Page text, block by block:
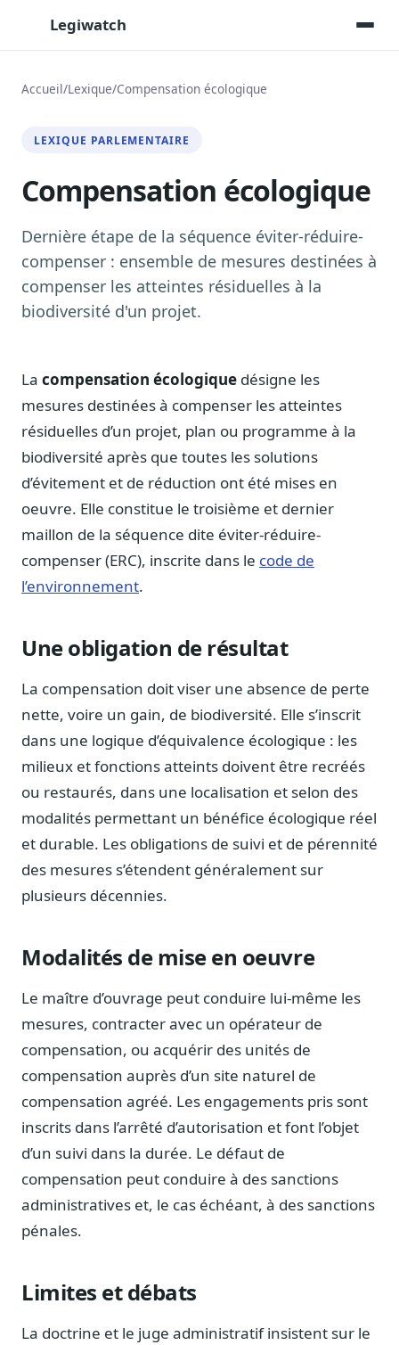
Legiwatch
Posez vos questions, réponses sourcées
Toutes les séances AN/Sénat transcrites
Synthèses IA
Résumés automatiques des dossiers longs
Veille des matinales radio
9 interviews politiques, analysées avant 10 h
Exports & livrables
Notes, briefings, tableaux de bord
Fiches parlementaires
Parcours, mandats, prises de position
Registre HATVP
Cartographier l'influence sur un dossier
Affaires réglementaires
Fédérations & plaidoyer
Parlementaires
Journalistes
Veille en temps réel, embeds pour vos contenus
Chercheurs
Données exhaustives pour vos travaux académiques
Six cas pour gagner du temps
Conseil (Advisory)
Consultants seniors, plateforme Legiwatch incluse
Guides pratiques
Blog & Podcast Hémicycle
Analyses, méthodes, coulisses
Lexique par thème métier
Accueil/Lexique/Compensation écologique
LEXIQUE PARLEMENTAIRE
Compensation écologique
Dernière étape de la séquence éviter-réduire-
compenser : ensemble de mesures destinées à
compenser les atteintes résiduelles à la
biodiversité d'un projet.
La compensation écologique désigne les
mesures destinées à compenser les atteintes
résiduelles d’un projet, plan ou programme à la
biodiversité après que toutes les solutions
d’évitement et de réduction ont été mises en
oeuvre. Elle constitue le troisième et dernier
maillon de la séquence dite éviter-réduire-
compenser (ERC), inscrite dans le code de
l’environnement.
Une obligation de résultat
La compensation doit viser une absence de perte
nette, voire un gain, de biodiversité. Elle s’inscrit
dans une logique d’équivalence écologique : les
milieux et fonctions atteints doivent être recréés
ou restaurés, dans une localisation et selon des
modalités permettant un bénéfice écologique réel
et durable. Les obligations de suivi et de pérennité
des mesures s’étendent généralement sur
plusieurs décennies.
Modalités de mise en oeuvre
Le maître d’ouvrage peut conduire lui-même les
mesures, contracter avec un opérateur de
compensation, ou acquérir des unités de
compensation auprès d’un site naturel de
compensation agréé. Les engagements pris sont
inscrits dans l’arrêté d’autorisation et font l’objet
d’un suivi dans la durée. Le défaut de
compensation peut conduire à des sanctions
administratives et, le cas échéant, à des sanctions
pénales.
Limites et débats
La doctrine et le juge administratif insistent sur le